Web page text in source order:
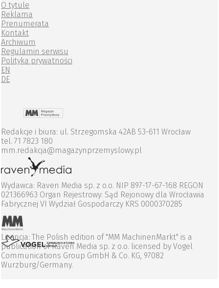
O tytule
Reklama
Prenumerata
Kontakt
Archiwum
Regulamin serwisu
Polityka prywatności
EN
DE
Redakcje i biura: ul. Strzegomska 42AB 53-611 Wrocław
tel. 71 7823 180
mm.redakcja@magazynprzemyslowy.pl
Wydawca: Raven Media sp. z o.o. NIP 897-17-67-168 REGON
021366963 Organ Rejestrowy: Sąd Rejonowy dla Wrocławia
Fabrycznej VI Wydział Gospodarczy KRS 0000370285
Licencja: The Polish edition of "MM MachinenMarkt" is a
publication of Raven Media sp. z o.o. licensed by Vogel
Communications Group GmbH & Co. KG, 97082
Wurzburg/Germany.